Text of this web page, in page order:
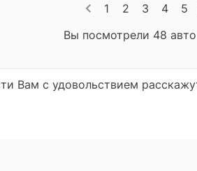
1 2 3 4
5
Вы посмотрели 48 авто
Вам с удовольствием